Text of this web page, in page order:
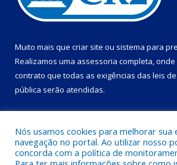
Muito mais que criar site ou sistema para
Realizamos uma assessoria completa,
contrato que todas as exigências das leis
pública serão atendidas.
Nós usamos cookies para melhorar sua
navegação no portal. Ao utilizar nosso
concorda com a política de